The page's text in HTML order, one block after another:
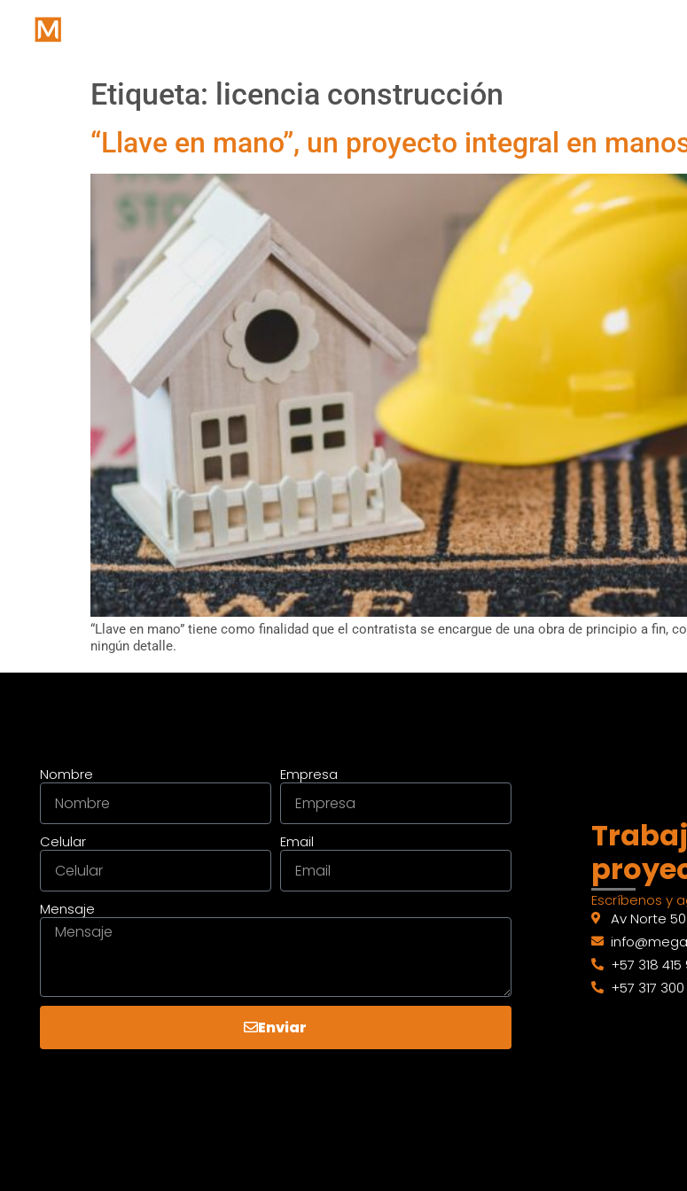
Etiqueta: licencia construcción
“Llave en mano”, un proyecto integral en
“Llave en mano” tiene como finalidad que el contratista se encargue de una obra de principio a fin,
ningún detalle.
Nombre Empresa
Celular Email
Mensaje
Enviar
Escríbenos y
Av Norte
+57 318 415
+57 317 300